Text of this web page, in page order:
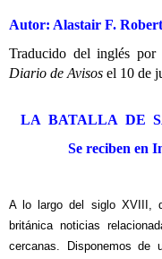
Autor: Alastair F.
Traducido del inglés
Diario de Avisos el 10 de
LA BATALLA DE
Se reciben en
A lo largo del siglo XVIII,
británica noticias
cercanas. Disponemos de